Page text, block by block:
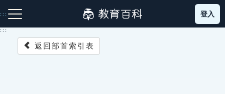
到
主
::: 登入
:::
返回部首索引表